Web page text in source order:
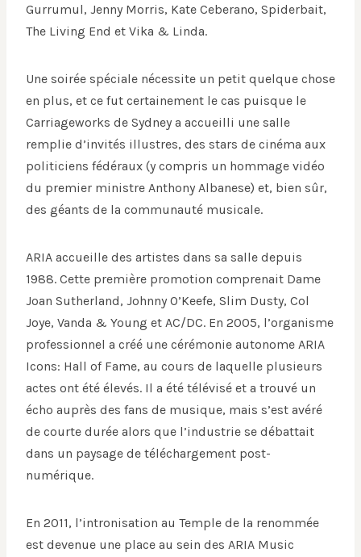
Gurrumul, Jenny Morris, Kate Ceberano, Spiderbait,
The Living End et Vika & Linda.
Une soirée spéciale nécessite un petit quelque chose
en plus, et ce fut certainement le cas puisque le
Carriageworks de Sydney a accueilli une salle
remplie d’invités illustres, des stars de cinéma aux
politiciens fédéraux (y compris un hommage vidéo
du premier ministre Anthony Albanese) et, bien sûr,
des géants de la communauté musicale.
ARIA accueille des artistes dans sa salle depuis
1988. Cette première promotion comprenait Dame
Joan Sutherland, Johnny O’Keefe, Slim Dusty, Col
Joye, Vanda & Young et AC/DC. En 2005, l’organisme
professionnel a créé une cérémonie autonome ARIA
Icons: Hall of Fame, au cours de laquelle plusieurs
actes ont été élevés. Il a été télévisé et a trouvé un
écho auprès des fans de musique, mais s’est avéré
de courte durée alors que l’industrie se débattait
dans un paysage de téléchargement post-
numérique.
En 2011, l’intronisation au Temple de la renommée
est devenue une place au sein des ARIA Music